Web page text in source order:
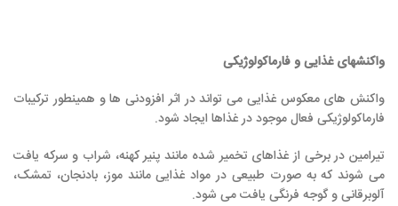
واکنشهای غذایی و فارماکولوژیکی
واکنش های معکوس غذایی می تواند در اثر افزودنی ها و همینطور ترکیبات
فارماکولوژیکی فعال موجود در غذاها ایجاد شود.
تیرامین در برخی از غذاهای تخمیر شده مانند پنیر کهنه، شراب و سرکه یافت
می شوند که به صورت طبیعی در مواد غذایی مانند موز، بادنجان، تمشک،
آلوبرقانی و گوجه فرنگی یافت می شود.